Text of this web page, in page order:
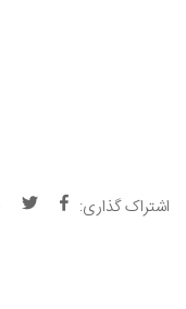
اشتراک گذاری: